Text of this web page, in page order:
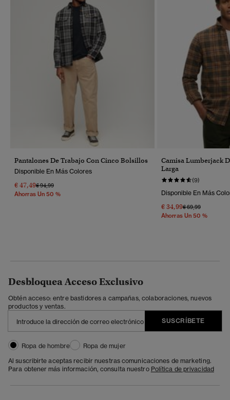
Pantalones De Trabajo Con Cinco Bolsillos
Disponible En Más Colores
€ 47,49Precio Rebajado De
€ 94,99A
Ahorras Un 50 %
Camisa Lumberjack
Larga
(9)
Disponible En Más
€ 34,99Precio Rebajado
€ 69,99A
Ahorras Un 50 %
Desbloquea Acceso Exclusivo
Obtén acceso: entre bastidores a campañas, colaboraciones, nuevos
productos y ventas.
SUSCRÍBETE
Ropa de hombre
Ropa de mujer
Al suscribirte aceptas recibir nuestras comunicaciones de marketing.
Para obtener más información, consulta nuestro Política de privacidad